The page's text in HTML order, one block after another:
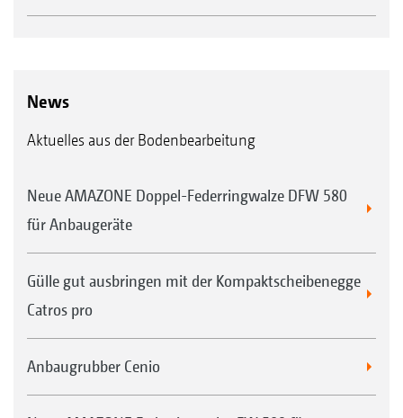
News
Aktuelles aus der Bodenbearbeitung
Neue AMAZONE Doppel-Federringwalze DFW 580
für Anbaugeräte
Gülle gut ausbringen mit der Kompaktscheibenegge
Catros pro
Anbaugrubber Cenio